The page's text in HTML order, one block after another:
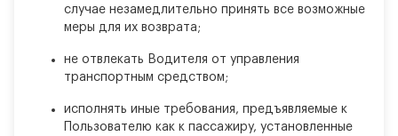
случае незамедлительно принять все возможные
меры для их возврата;
не отвлекать Водителя от управления
транспортным средством;
исполнять иные требования, предъявляемые к
Пользователю как к пассажиру, установленные